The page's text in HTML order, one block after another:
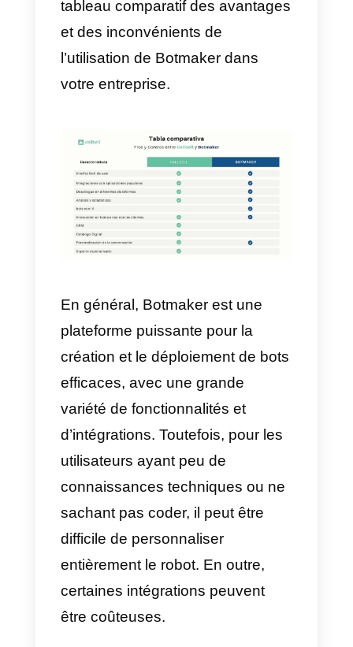
d’automatiser les tâches
répétitives, ce qui permet de
gagner du temps et d’améliorer
Ce sont là quelques-unes des
principales fonctionnalités que
Botmaker
offre à ses utilisateurs.
Toutefois, vous devez savoir que
public peut être contre-
Nous vous recommandons de
maintenir le contact humain dans
la mesure du possible.
Avantages et
inconvénients de
Botmaker
Nous savons que chaque